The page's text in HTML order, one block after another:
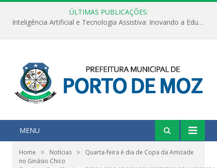
ÚLTIMAS PUBLICAÇÕES:
Inteligência Artificial e Tecnologia Assistiva: Inovando a Educação Especial e Inclusiva
MENU
Home » Notícias »
Quarta-feira é dia de Copa da Amizade
no Ginásio Chico